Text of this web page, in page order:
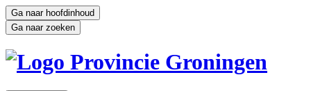
Ga naar hoofdinhoud
Ga naar zoeken